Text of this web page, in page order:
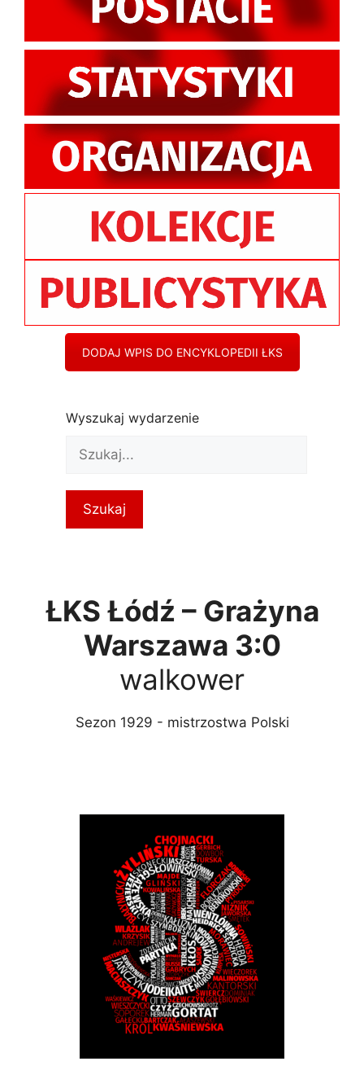
DODAJ WPIS DO ENCYKLOPEDII ŁKS
Wyszukaj wydarzenie
ŁKS Łódź – Grażyna
Warszawa 3:0
walkower
Sezon 1929 - mistrzostwa Polski